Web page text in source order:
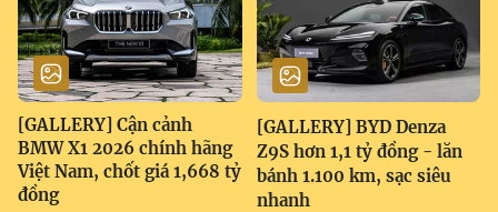
[GALLERY] Cận cảnh
BMW X1 2026 chính hãng
Việt Nam, chốt giá 1,668 tỷ
đồng
[GALLERY] BYD Denza
Z9S hơn 1,1 tỷ đồng - lăn
bánh 1.100 km, sạc siêu
nhanh